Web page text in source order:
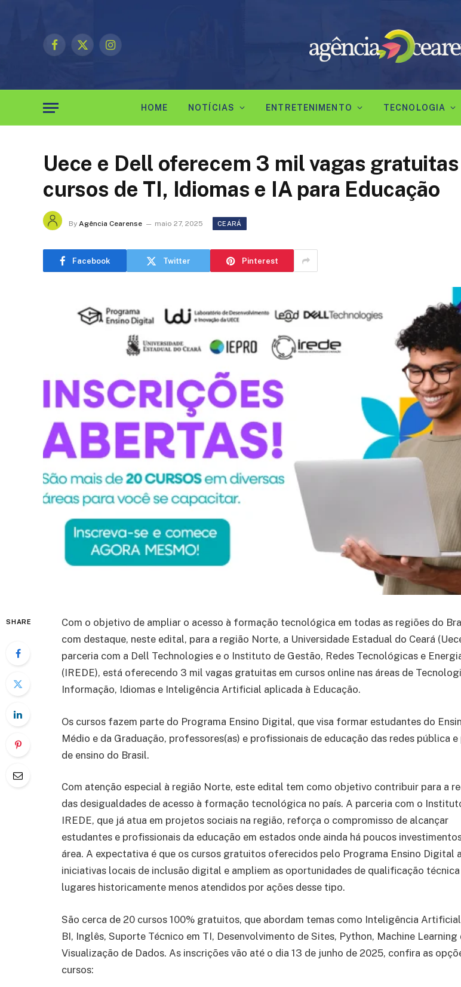
Facebook
X
Instagram
HOME NOTÍCIAS ENTRETENIMENTO TECNOLOGIA
Uece e Dell oferecem 3 mil vagas
cursos de TI, Idiomas e IA para Educação
By Agência Cearense maio 27, 2025 CEARÁ
Facebook Twitter Pinterest
SHARE
Com o objetivo de ampliar o acesso à formação tecnológica em todas as regiões do
com destaque, neste edital, para a região Norte, a Universidade Estadual do Ceará
parceria com a Dell Technologies e o Instituto de Gestão, Redes Tecnológicas e
(IREDE), está oferecendo 3 mil vagas gratuitas em cursos online nas áreas de
Informação, Idiomas e Inteligência Artificial aplicada à Educação.
Os cursos fazem parte do Programa Ensino Digital, que visa formar estudantes do
Médio e da Graduação, professores(as) e profissionais de educação das redes pública e
de ensino do Brasil.
Com atenção especial à região Norte, este edital tem como objetivo contribuir para a
das desigualdades de acesso à formação tecnológica no país. A parceria com o
IREDE, que já atua em projetos sociais na região, reforça o compromisso de alcançar
estudantes e profissionais da educação em estados onde ainda há poucos
área. A expectativa é que os cursos gratuitos oferecidos pelo Programa Ensino Digital
iniciativas locais de inclusão digital e ampliem as oportunidades de qualificação técnica
lugares historicamente menos atendidos por ações desse tipo.
São cerca de 20 cursos 100% gratuitos, que abordam temas como Inteligência
BI, Inglês, Suporte Técnico em TI, Desenvolvimento de Sites, Python, Machine Learning
Visualização de Dados. As inscrições vão até o dia 13 de junho de 2025, confira as
cursos: